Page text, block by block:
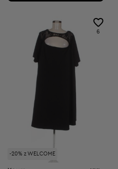
-20% z WELCOME
6